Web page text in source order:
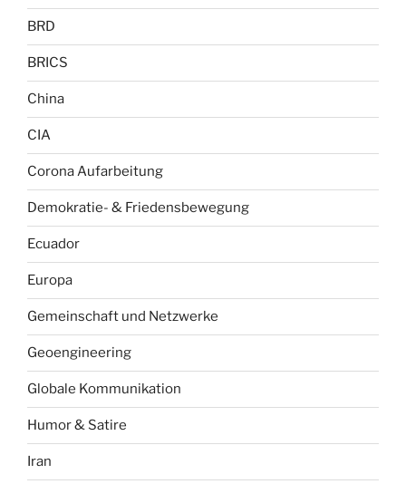
BRD
BRICS
China
CIA
Corona Aufarbeitung
Demokratie- & Friedensbewegung
Ecuador
Europa
Gemeinschaft und Netzwerke
Geoengineering
Globale Kommunikation
Humor & Satire
Iran